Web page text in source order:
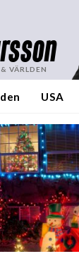
VÄRLDEN
USA